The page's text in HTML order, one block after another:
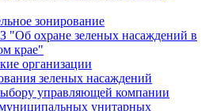
зонирование
"Об охране зеленых насаждений в
крае"
организации
зеленых насаждений
управляющей компании
унитарных